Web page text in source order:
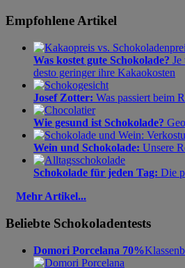
Empfohlene Artikel
Was kostet gute Schokolade? Je
desto geringer ihre Kakaokosten
Josef Zotter: Was passiert beim
Wie gesund ist Schokolade?
Wein und Schokolade: Unsere
Schokolade für jeden Tag: Die
Mehr Artikel...
Beliebte Schokoladentests
Domori Porcelana 70%